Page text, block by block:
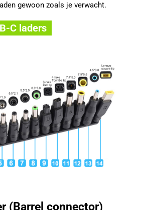
gewoon zoals je verwacht.
C laders
(Barrel connector)